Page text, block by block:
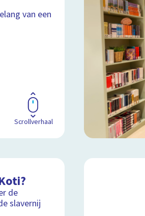
van een
Scrollverhaal
de
slavernij